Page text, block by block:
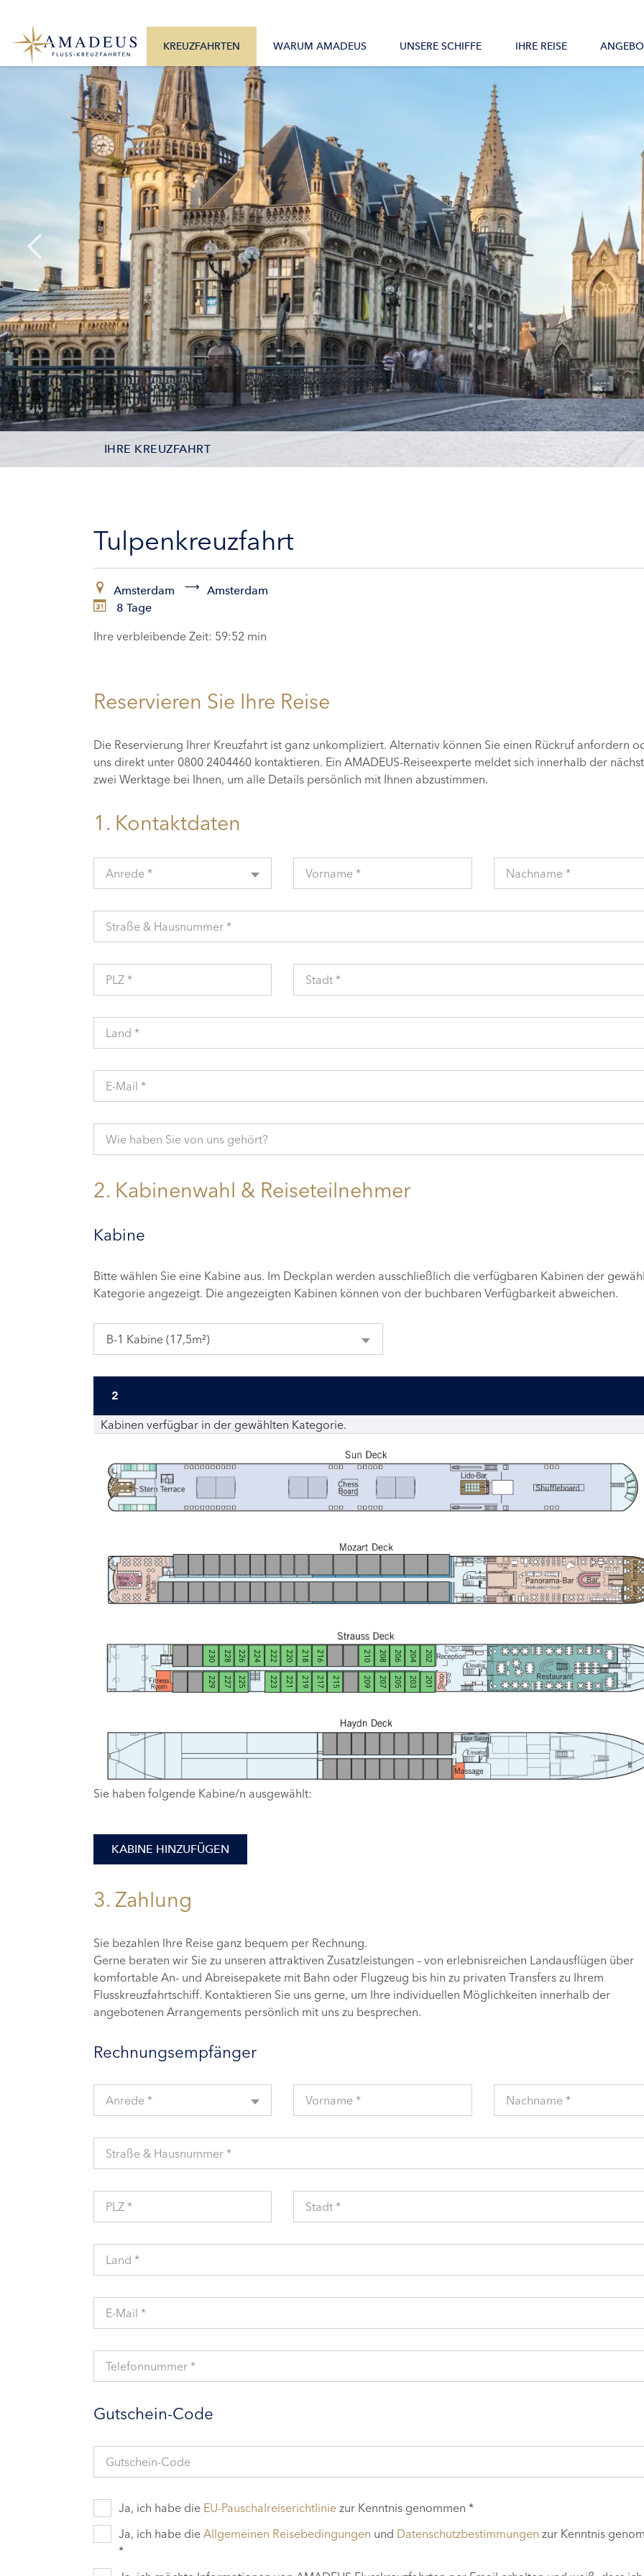
IHRE KREUZFAHRT
ZAHLUNG
Tulpenkreuzfahrt
Amsterdam
Amsterdam
8 Tage
Ihre verbleibende Zeit: 59:50 min
Reservieren Sie Ihre Reise
Die Reservierung Ihrer Kreuzfahrt ist ganz unkompliziert. Alternativ können Sie einen Rückruf anfordern
uns direkt unter 0800 2404460 kontaktieren. Ein AMADEUS-Reiseexperte meldet sich innerhalb der
zwei Werktage bei Ihnen, um alle Details persönlich mit Ihnen abzustimmen.
1. Kontaktdaten
Anrede * Vorname * Nachname *
Straße & Hausnummer *
PLZ * Stadt *
Land *
E-Mail *
Wie haben Sie von uns gehört?
2. Kabinenwahl & Reiseteilnehmer
Kabine
Bitte wählen Sie eine Kabine aus. Im Deckplan werden ausschließlich die verfügbaren Kabinen der
Kategorie angezeigt. Die angezeigten Kabinen können von der buchbaren Verfügbarkeit abweichen.
B-1 Kabine (17,5m²)
2
Kabinen verfügbar in der gewählten Kategorie.
201
202
203
204
205
206
207
208
209
210
215
216
217
218
219
220
221
222
223
224
225
226
227
228
229
230
Sie haben folgende Kabine/n ausgewählt:
KABINE HINZUFÜGEN
3. Zahlung
Sie bezahlen Ihre Reise ganz bequem per Rechnung.
Gerne beraten wir Sie zu unseren attraktiven Zusatzleistungen – von erlebnisreichen Landausflügen über
komfortable An- und Abreisepakete mit Bahn oder Flugzeug bis hin zu privaten Transfers zu Ihrem
Flusskreuzfahrtschiff. Kontaktieren Sie uns gerne, um Ihre individuellen Möglichkeiten innerhalb der
angebotenen Arrangements persönlich mit uns zu besprechen.
Rechnungsempfänger
Anrede * Vorname * Nachname *
Straße & Hausnummer *
PLZ * Stadt *
Land *
E-Mail *
Telefonnummer *
Gutschein-Code
Gutschein-Code
Ja, ich habe die EU-Pauschalreiserichtlinie zur Kenntnis genommen *
Ja, ich habe die Allgemeinen Reisebedingungen und Datenschutzbestimmungen zur Kenntnis
*
KREUZFAHRTEN WARUM AMADEUS UNSERE SCHIFFE IHRE REISE
Alle Monate Mo. – Fr. 9:30 – 17:30 Uhr